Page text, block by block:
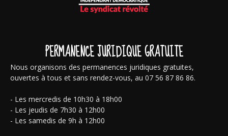
PERMANENCE JURIDIQUE GRATUITE
Nous organisons des permanences juridiques gratuites,
ouvertes à tous et sans rendez-vous, au 07 56 87 86 86.
- Les mercredis de 10h30 à 18h00
- Les jeudis de 7h30 à 12h00
- Les samedis de 9h à 12h00